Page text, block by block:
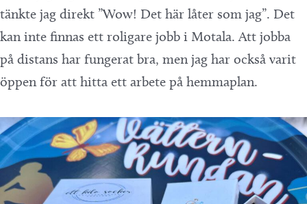
tänkte jag direkt ”Wow! Det här låter som jag”. Det
kan inte finnas ett roligare jobb i Motala. Att jobba
på distans har fungerat bra, men jag har också varit
öppen för att hitta ett arbete på hemmaplan.